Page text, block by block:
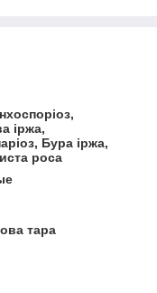
іржа,
Бура іржа,
роса
тара